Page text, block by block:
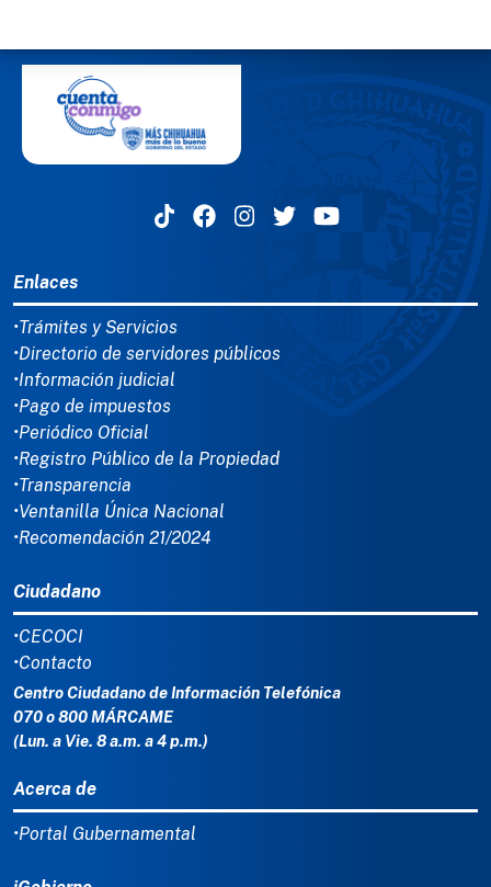
Enlaces
•Trámites y Servicios
•Directorio de servidores públicos
•Información judicial
•Pago de impuestos
•Periódico Oficial
•Registro Público de la Propiedad
•Transparencia
•Ventanilla Única Nacional
•Recomendación 21/2024
Ciudadano
•CECOCI
•Contacto
Centro Ciudadano de Información Telefónica
070 o 800 MÁRCAME
(Lun. a Vie. 8 a.m. a 4 p.m.)
Acerca de
•Portal Gubernamental